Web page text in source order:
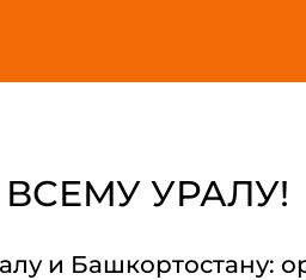
УРАЛУ!
и Башкортостану: